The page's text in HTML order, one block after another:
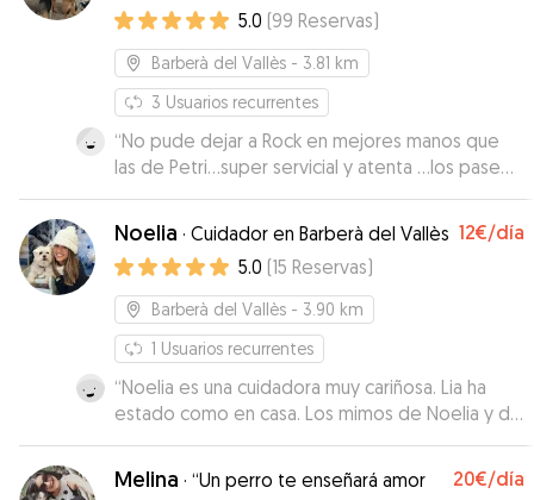
5.0 (99 Reservas)
Barberà del Vallès - 3.81 km
3 Usuarios recurrentes
“No pude dejar a Rock en mejores manos que
las de Petri…super servicial y atenta …los paseos
de Rock fueron de fábula y Petri nos informaba
puntualmente después de cada paseo. No
dudaré en volver a confiar en ella cuando
necesite sus servicios. Estoy encantada y Rock el
que más. Muchísimas gracias!!”
Noelia · Cuidador en Barberà del Vallès 12€/día
5.0 (15 Reservas)
Barberà del Vallès - 3.90 km
1 Usuarios recurrentes
“Noelia es una cuidadora muy cariñosa. Lia ha
estado como en casa. Los mimos de Noelia y de
toda su familia le ha hecho muy fácil la
separación. Han estado muy pendientes de
todas sus necesidades y cuidado. No tengo
Melina · “Un perro te enseñará amor
20€/día